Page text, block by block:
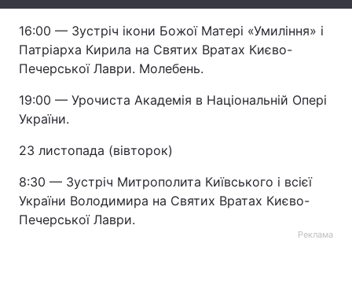
Зброя Інциденти
Здоров'я Туризм
Цікавинки
Екологія
Лонгріди
Відео з Youtube Статті
Інтерв'ю
16:00 — Зустріч ікони Божої Матері «Умиління» і
Патріарха Кирила на Святих Вратах Києво-
Печерської Лаври. Молебень.
19:00 — Урочиста Академія в Національній Опері
України.
23 листопада (вівторок)
8:30 — Зустріч Митрополита Київського і всієї
України Володимира на Святих Вратах Києво-
Печерської Лаври.
Реклама